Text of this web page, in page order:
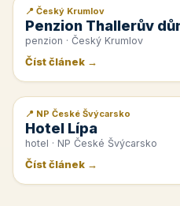
📰 PR článek
📍 Český Krumlov
Penzion Thallerův
penzion · Český Krumlov
Číst článek →
📰 PR článek
📍 NP České Švýcarsko
Hotel Lípa
hotel · NP České Švýcarsko
Číst článek →